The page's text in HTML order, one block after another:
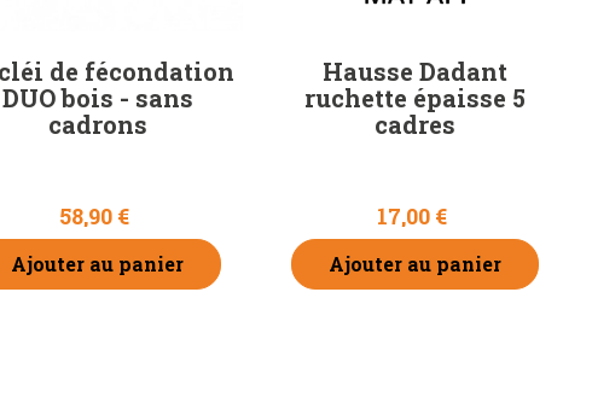
de fécondation
DUO bois - sans
cadrons
58,90 €
Ajouter au panier
Hausse Dadant
ruchette épaisse 5
cadres
17,00 €
Ajouter au panier